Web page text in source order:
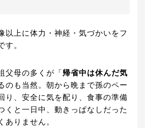
以上に体力・神経・気づかいをフ
す。
父母の多くが「 帰省中は休んだ気
のも当然。朝から晩まで孫のペー
り、安全に気を配り、食事の準備
と一日中、動きっぱなしだった
ありません。